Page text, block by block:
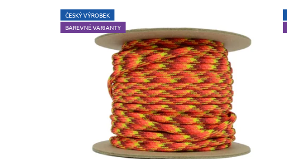
V
ý
ČESKÝ VÝROBEK
BAREVNÉ VARIANTY